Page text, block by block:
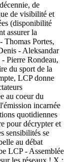
de
de visibilité et
(disponibilité
assurer la
Thomas Portes,
- Aleksandar
Pierre Rondeau,
du sport de la
LCP donne
au coeur du
incarnée
quotidiennes
pour décrypter et
sensibilités se
au débat
LCP - Assemblée
les réseaux ! X :